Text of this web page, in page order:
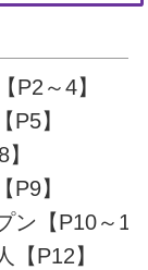
～4】
】
】
ン【P10～11
P12】